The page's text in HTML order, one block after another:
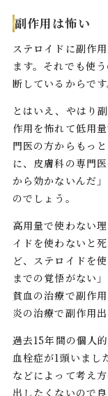
副作用は怖い
ステロイドに副作
ます。それでも使
断しているからで
とはいえ、やはり
作用を怖れて低用
門医の方からもっ
に、皮膚科の専門
から効かないんだ
のでしょう。
高用量で使わない
イドを使わないと
ど、ステロイドを
までの覚悟がない
貧血の治療で副作
炎の治療で副作用
過去15年間の個人
血栓症が1頭いまし
などによって考え
出したくないので